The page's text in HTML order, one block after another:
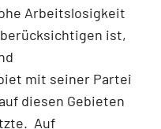
Arbeitslosigkeit
ist,
mit seiner Partei
diesen Gebieten
Auf